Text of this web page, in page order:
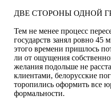
ДВЕ СТОРОНЫ ОДНОЙ
Тем не менее процесс
государств занял ровно
этого времени пришлось
ли от ощущения
желания подольше не
клиентами, белорусские
торопились оформить все
формальности.